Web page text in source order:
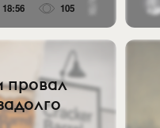
18:56 105
провал